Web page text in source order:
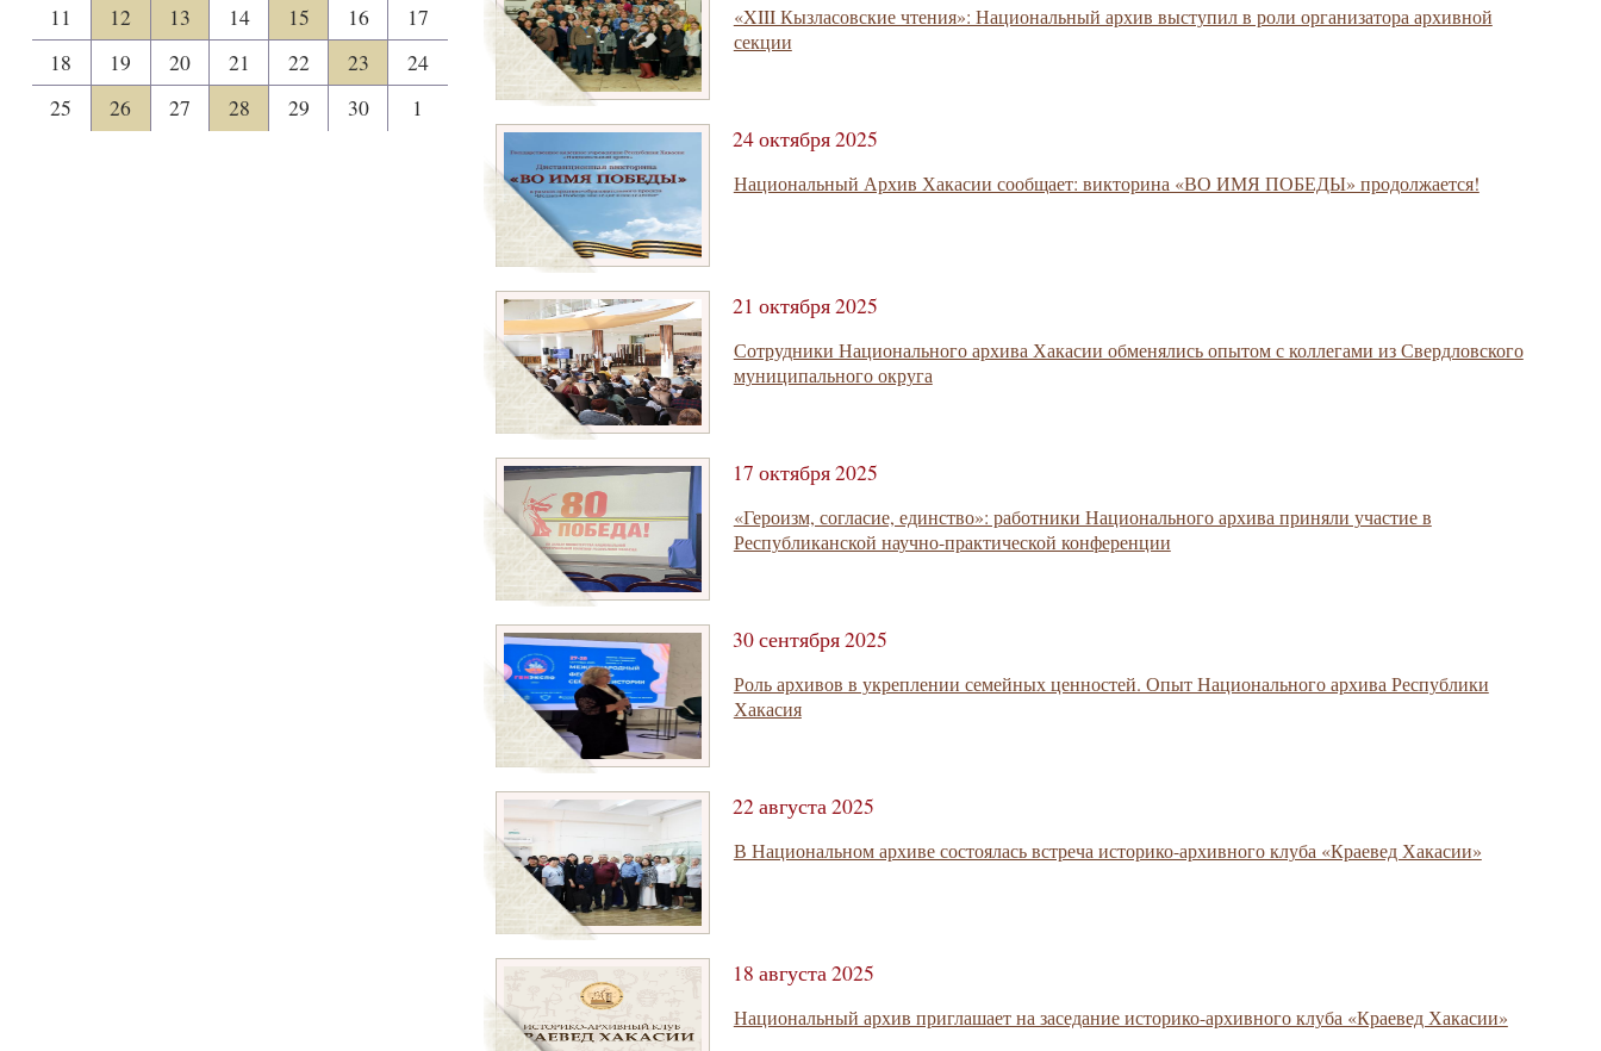
11
12 13 14 15 16
17
18
19 20 21 22 23
24
25
26 27 28 29 30 1
«XIII Кызласовские чтения»: Национальный архив выступил в роли организатора архивной
секции
24 октября 2025
Национальный Архив Хакасии сообщает: викторина «ВО ИМЯ ПОБЕДЫ» продолжается!
21 октября 2025
Сотрудники Национального архива Хакасии обменялись опытом с коллегами из Свердловского
муниципального округа
17 октября 2025
«Героизм, согласие, единство»: работники Национального архива приняли участие в
Республиканской научно-практической конференции
30 сентября 2025
Роль архивов в укреплении семейных ценностей. Опыт Национального архива Республики
Хакасия
22 августа 2025
В Национальном архиве состоялась встреча историко-архивного клуба «Краевед Хакасии»
18 августа 2025
Национальный архив приглашает на заседание историко-архивного клуба «Краевед Хакасии»